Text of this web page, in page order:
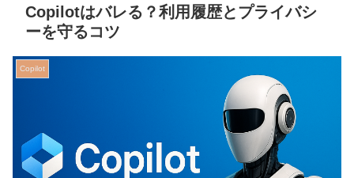
Copilotはバレる？利用履歴とプライバシ
ーを守るコツ
Copilot